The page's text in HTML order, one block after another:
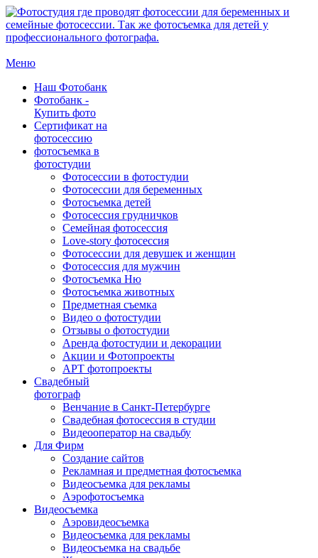
Меню
Наш Фотобанк
Фотобанк -
Купить фото
Сертификат на
фотосессию
фотосъемка в
фотостудии
Фотосессии в фотостудии
Фотосессии для беременных
Фотосъемка детей
Фотосессия грудничков
Семейная фотосессия
Love-story фотосессия
Фотосессии для девушек и женщин
Фотосессия для мужчин
Фотосъемка Ню
Фотосъемка животных
Предметная съемка
Видео о фотостудии
Отзывы о фотостудии
Аренда фотостудии и декорации
Акции и Фотопроекты
АРТ фотопроекты
Свадебный
фотограф
Венчание в Санкт-Петербурге
Свадебная фотосессия в студии
Видеооператор на свадьбу
Для Фирм
Создание сайтов
Рекламная и предметная фотосъемка
Видеосъемка для рекламы
Аэрофотосъемка
Видеосъемка
Аэровидеосъемка
Видеосъемка для рекламы
Видеосъемка на свадьбе